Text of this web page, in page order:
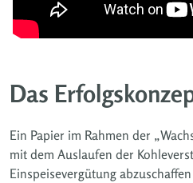
Das
Ein Papier im Rahmen der
mit dem Auslaufen der
Einspeisevergütung